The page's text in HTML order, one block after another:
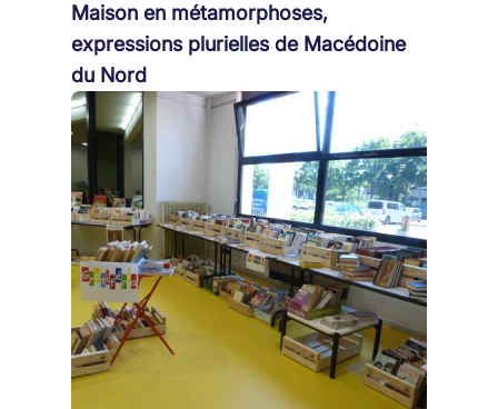
Maison en métamorphoses,
expressions plurielles de Macédoine
du Nord